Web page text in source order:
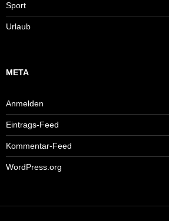
Sport
Urlaub
META
Anmelden
Eintrags-Feed
Kommentar-Feed
WordPress.org